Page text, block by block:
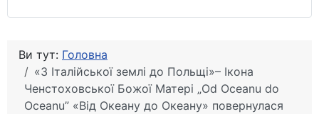
Ви тут: Головна
«З Італійської землі до Польщі»– Ікона
Ченстоховської Божої Матері „Od Oceanu do
Oceanu” «Від Oкеану до Oкеану» повернулася